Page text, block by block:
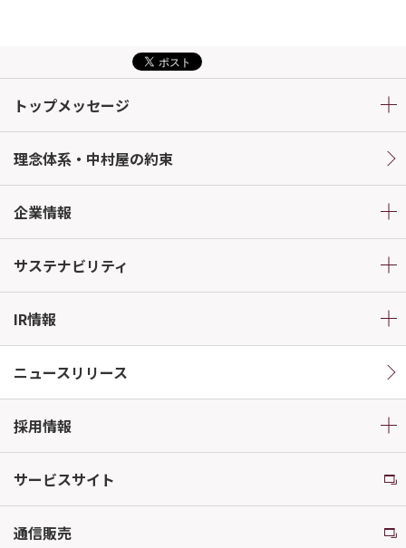
トップメッセージ
理念体系・中村屋の約束
企業情報
サステナビリティ
IR情報
ニュースリリース
採用情報
サービスサイト
通信販売